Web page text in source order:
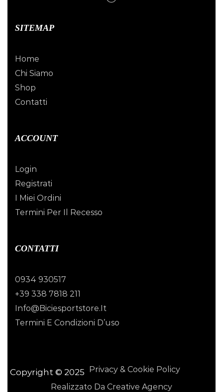
SITEMAP
Home
Chi Siamo
Shop
Contatti
ACCOUNT
Login
Registrati
I Miei Ordini
Termini Per Il Recesso
CONTATTI
0934 930517
+39 338 7818 211
Info@biciesportstore.it
Termini E Condizioni D’uso
Copyright © 2025
Privacy & Cookie Policy
Realizzato Da Creative Agency